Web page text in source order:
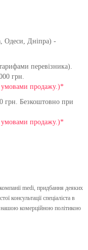
Одеси, Дніпра) -
перевізника).
грн.
умовами продажу.)*
грн. Безкоштовно при
умовами продажу.)*
medi, придбання деяких
консультації спеціаліста в
нашою комерційною політикою